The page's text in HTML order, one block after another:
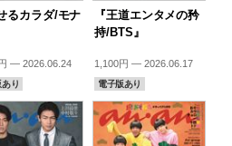
るカラダ/モナ
— 2026.06.24
り
『王道エンタメの矜
持/BTS』
1,100円 — 2026.06.17
電子版あり